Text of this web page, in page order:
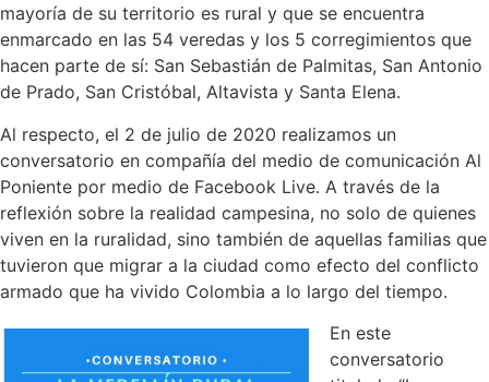
mayoría de su territorio es rural y que se encuentra
enmarcado en las 54 veredas y los 5 corregimientos que
hacen parte de sí: San Sebastián de Palmitas, San Antonio
de Prado, San Cristóbal, Altavista y Santa Elena.
Al respecto, el 2 de julio de 2020 realizamos un
conversatorio en compañía del medio de comunicación Al
Poniente por medio de Facebook Live. A través de la
reflexión sobre la realidad campesina, no solo de quienes
viven en la ruralidad, sino también de aquellas familias que
tuvieron que migrar a la ciudad como efecto del conflicto
armado que ha vivido Colombia a lo largo del tiempo.
En este
conversatorio